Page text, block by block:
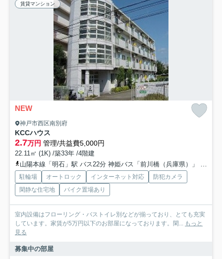
賃貸マンション
NEW
神戸市西区南別府
KCCハウス
2.7万円 管理/共益費5,000円
22.11㎡ (1K) /築33年 /4階建
山陽本線「明石」駅 バス22分 神姫バス「前川橋（兵庫県）」 停歩4分
駐輪場 オートロック インターネット対応
防犯カメラ
閑静な住宅地
バイク置場あり
室内設備はフローリング・バストイレ別などが揃っており、とても充実
しています。家賃が5万円以下のお部屋になっております。閑... もっと
見る
募集中の部屋